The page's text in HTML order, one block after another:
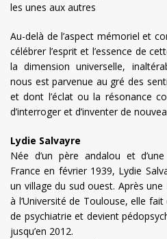
les unes aux autres
Au-delà de l’aspect mémoriel et
célébrer l’esprit et l’essence de
la dimension universelle,
nous est parvenue au gré des
et dont l’éclat ou la résonance
d’interroger et d’inventer de
Lydie Salvayre
Née d’un père andalou et
France en février 1939, Lydie
un village du sud ouest. Après
à l’Université de Toulouse, elle
de psychiatrie et devient
jusqu’en 2012.